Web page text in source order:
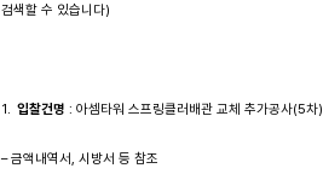
검색할 수 있습니다)
입찰건명 : 아셈타워 스프링클러배관 교체 추가공사(5차)
– 금액내역서, 시방서 등 참조